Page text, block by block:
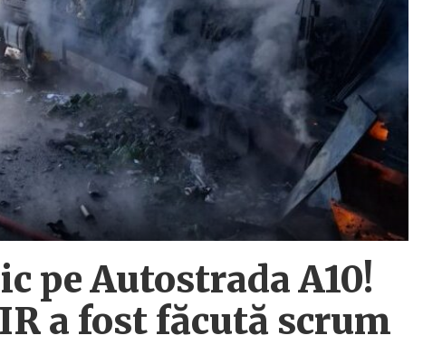
pe Autostrada A10!
a fost făcută scrum